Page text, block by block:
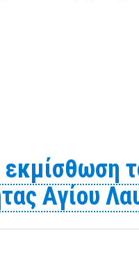
ελαιοπερίβολου
Αγίου